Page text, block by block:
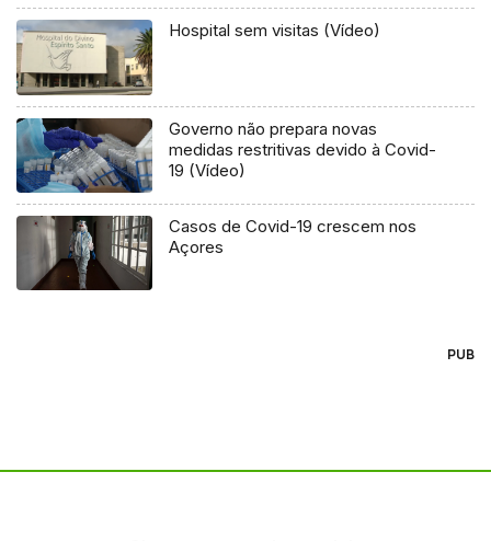
Hospital sem visitas (Vídeo)
Governo não prepara novas
medidas restritivas devido à Covid-
19 (Vídeo)
Casos de Covid-19 crescem nos
Açores
PUB